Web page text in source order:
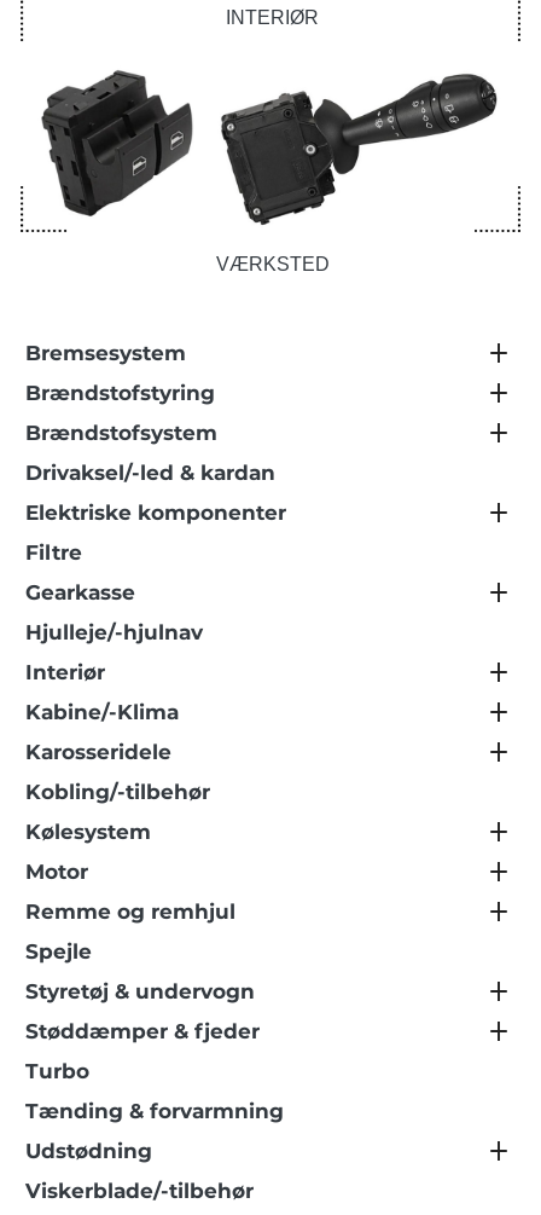
INTERIØR
VÆRKSTED
Bremsesystem
Brændstofstyring
Brændstofsystem
Drivaksel/-led & kardan
Elektriske komponenter
Filtre
Gearkasse
Hjulleje/-hjulnav
Interiør
Kabine/-Klima
Karosseridele
Kobling/-tilbehør
Kølesystem
Motor
Remme og remhjul
Spejle
Styretøj & undervogn
Støddæmper & fjeder
Turbo
Tænding & forvarmning
Udstødning
Viskerblade/-tilbehør